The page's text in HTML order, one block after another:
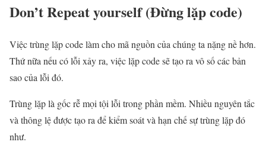
Don’t Repeat yourself (Đừng lặp code)
Việc trùng lặp code làm cho mã nguồn của chúng ta nặng nề hơn.
Thứ nữa nếu có lỗi xảy ra, việc lặp code sẽ tạo ra vô số các bản
sao của lỗi đó.
Trùng lặp là gốc rễ mọi tội lỗi trong phần mềm. Nhiều nguyên tắc
và thông lệ được tạo ra để kiểm soát và hạn chế sự trùng lặp đó
như.